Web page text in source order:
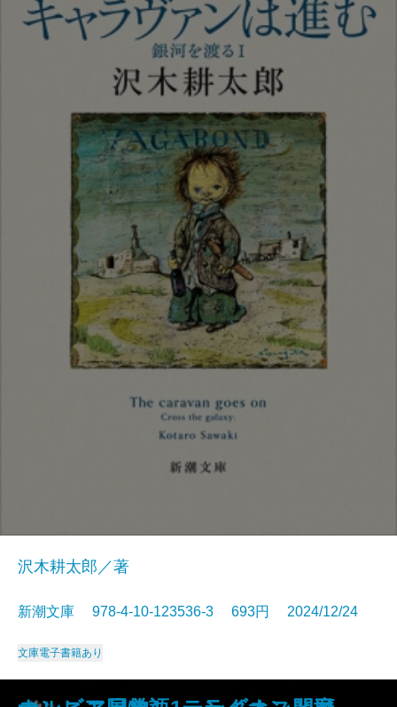
黒雪姫と七人の怪物 最愛の人を
沢木耕太郎／著
新潮文庫 978-4-10-123536-3 693円 2024/12/24
文庫電子書籍あり